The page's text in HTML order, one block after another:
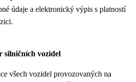
údaje a elektronický výpis s platností
silničních vozidel
všech vozidel provozovaných na